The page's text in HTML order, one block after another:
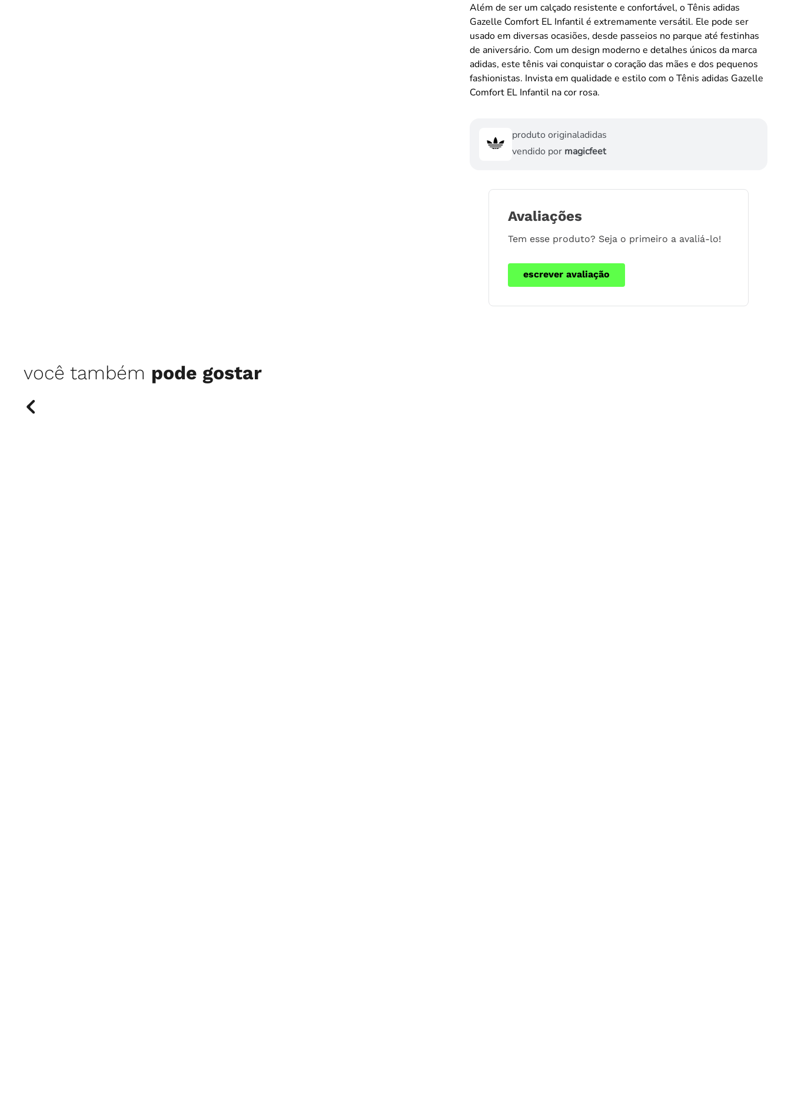
Além de ser um calçado resistente e confortável, o Tênis adidas
Gazelle Comfort EL Infantil é extremamente versátil. Ele pode ser
usado em diversas ocasiões, desde passeios no parque até festinhas
de aniversário. Com um design moderno e detalhes únicos da marca
adidas, este tênis vai conquistar o coração das mães e dos pequenos
fashionistas. Invista em qualidade e estilo com o Tênis adidas Gazelle
Comfort EL Infantil na cor rosa.
produto originaladidas
vendido por magicfeet
Avaliações
Tem esse produto? Seja o primeiro a avaliá-lo!
escrever avaliação
você também pode gostar